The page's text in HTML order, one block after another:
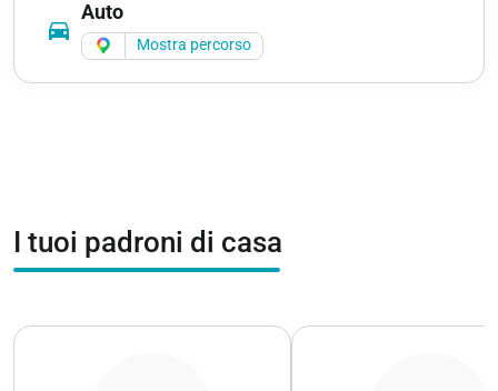
directions_car
Auto
Mostra percorso
I tuoi padroni di casa